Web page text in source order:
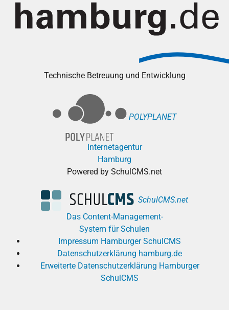
Technische Betreuung und Entwicklung
POLYPLANET
Internetagentur
Hamburg
Powered by SchulCMS.net
SchulCMS.net
Das Content-Management-
System für Schulen
Impressum Hamburger SchulCMS
Datenschutzerklärung hamburg.de
Erweiterte Datenschutzerklärung Hamburger
SchulCMS